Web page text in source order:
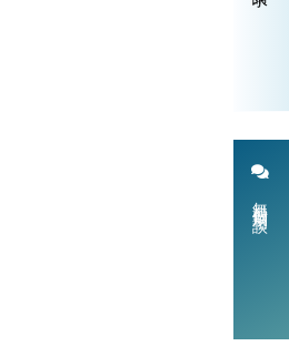
無料個別相談